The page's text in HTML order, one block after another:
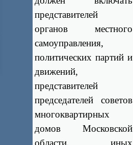
представителей
органов местного
самоуправления,
политических партий и
движений,
представителей
председателей советов
многоквартирных
домов Московской
области, иных